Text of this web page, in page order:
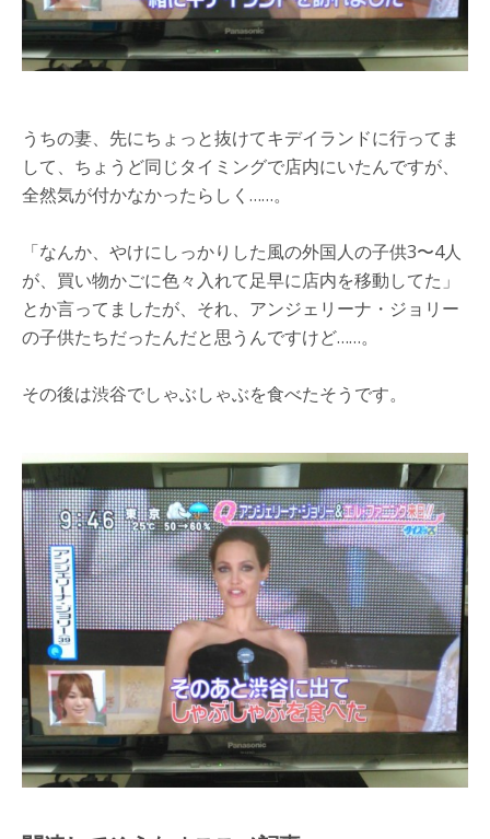
うちの妻、先にちょっと抜けてキデイランドに行ってま
して、ちょうど同じタイミングで店内にいたんですが、
全然気が付かなかったらしく……。
「なんか、やけにしっかりした風の外国人の子供3〜4人
が、買い物かごに色々入れて足早に店内を移動してた」
とか言ってましたが、それ、アンジェリーナ・ジョリー
の子供たちだったんだと思うんですけど……。
その後は渋谷でしゃぶしゃぶを食べたそうです。